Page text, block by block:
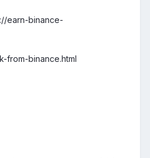
earn-binance-
from-binance.html